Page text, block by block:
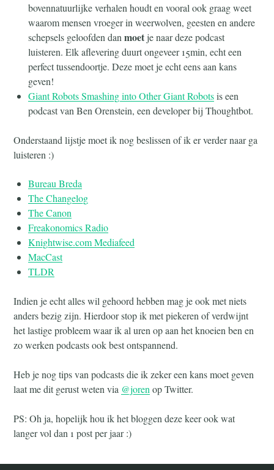
bovennatuurlijke verhalen houdt en vooral ook graag weet
waarom mensen vroeger in weerwolven, geesten en andere
schepsels geloofden danmoetje naar deze podcast
luisteren. Elk aflevering duurt ongeveer 15min, echt een
perfect tussendoortje. Deze moet je echt eens aan kans
geven!
Giant Robots Smashing into Other Giant Robotsis een
podcast van Ben Orenstein, een developer bij Thoughtbot.
Onderstaand lijstje moet ik nog beslissen of ik er verder naar ga
luisteren :)
Bureau Breda
The Changelog
The Canon
Freakonomics Radio
Knightwise.com Mediafeed
MacCast
TLDR
Indien je echt alles wil gehoord hebben mag je ook met niets
anders bezig zijn. Hierdoor stop ik met piekeren of verdwijnt
het lastige probleem waar ik al uren op aan het knoeien ben en
zo werken podcasts ook best ontspannend.
Heb je nog tips van podcasts die ik zeker een kans moet geven
laat me dit gerust weten via @jorenop Twitter.
PS: Oh ja, hopelijk hou ik het bloggen deze keer ook wat
langer vol dan 1 post per jaar :)